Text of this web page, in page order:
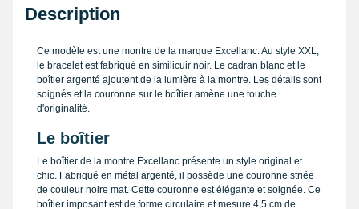
Description
Ce modèle est une montre de la marque Excellanc. Au style XXL,
le bracelet est fabriqué en similicuir noir. Le cadran blanc et le
boîtier argenté ajoutent de la lumière à la montre. Les détails sont
soignés et la couronne sur le boîtier amène une touche
d'originalité.
Le boîtier
Le boîtier de la montre Excellanc présente un style original et
chic. Fabriqué en métal argenté, il possède une couronne striée
de couleur noire mat. Cette couronne est élégante et soignée. Ce
boîtier imposant est de forme circulaire et mesure 4,5 cm de